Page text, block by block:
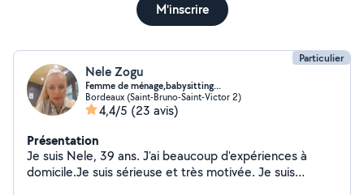
M'inscrire
Particulier
Nele Zogu
Femme de ménage,babysitting...
Bordeaux (Saint-Bruno-Saint-Victor 2)
4,4/5 (23 avis)
Présentation
Je suis Nele, 39 ans. J'ai beaucoup d'expériences à
domicile.Je suis sérieuse et très motivée. Je suis